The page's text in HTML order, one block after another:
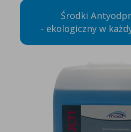
Środki
- ekologiczny w